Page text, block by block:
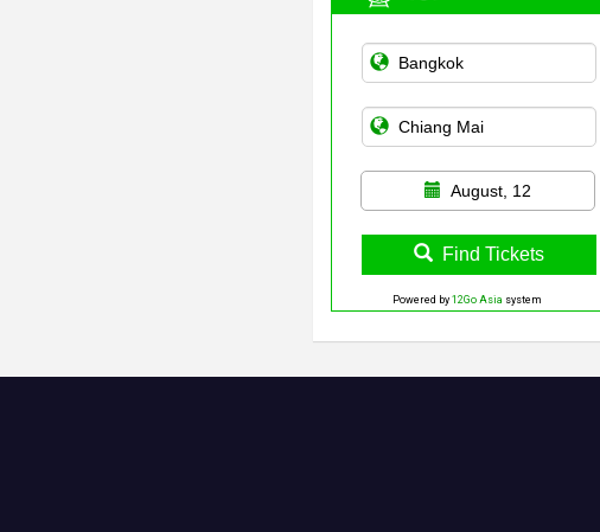
August, 12
Find Tickets
Powered by 12Go Asia system